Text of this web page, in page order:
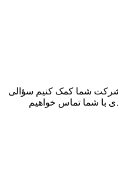
شرکت شما کمک کنیم سؤالی
با شما تماس خواهیم